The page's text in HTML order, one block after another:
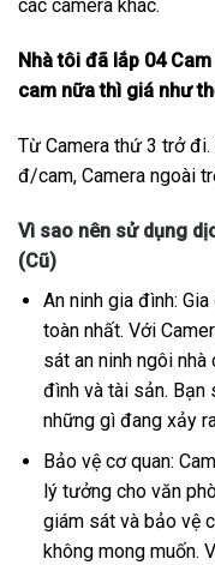
các camera khác.
Nhà tôi đã lắp 04
cam nữa thì giá như
Từ Camera thứ 3 trở đi.
đ/cam, Camera ngoài
Vì sao nên sử dụng
(Cũ)
An ninh gia đình:
toàn nhất. Với
sát an ninh ngôi
đình và tài sản. Bạn
những gì đang xảy
Bảo vệ cơ quan:
lý tưởng cho văn
giám sát và bảo vệ
không mong muốn.